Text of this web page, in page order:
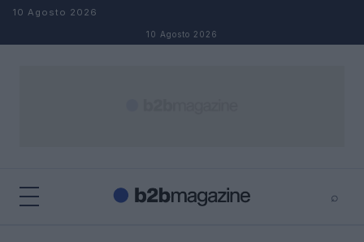
Salta al contenuto
10 Agosto 2026
10 Agosto 2026
⌕